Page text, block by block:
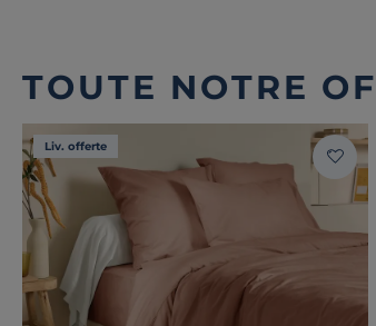
TOUTE NOTRE
Liv. offerte